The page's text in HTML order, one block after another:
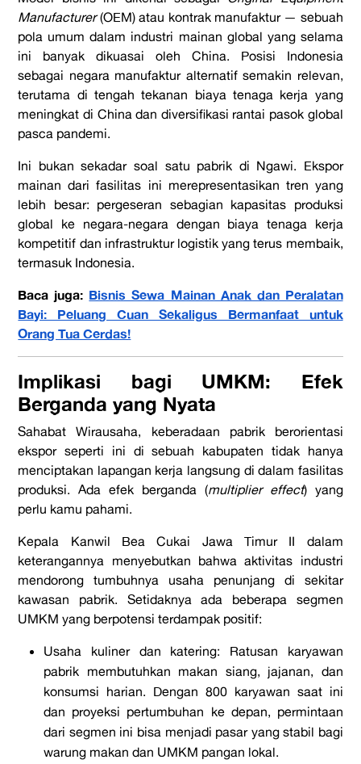
Manufacturer(OEM) atau kontrak manufaktur — sebuah
pola umum dalam industri mainan global yang selama
ini banyak dikuasai oleh China. Posisi Indonesia
sebagai negara manufaktur alternatif semakin relevan,
terutama di tengah tekanan biaya tenaga kerja yang
meningkat di China dan diversifikasi rantai pasok global
pasca pandemi.
Ini bukan sekadar soal satu pabrik di Ngawi. Ekspor
mainan dari fasilitas ini merepresentasikan tren yang
lebih besar: pergeseran sebagian kapasitas produksi
global ke negara-negara dengan biaya tenaga kerja
kompetitif dan infrastruktur logistik yang terus membaik,
termasuk Indonesia.
Baca juga: Bisnis Sewa Mainan Anak dan Peralatan
Bayi: Peluang Cuan Sekaligus Bermanfaat untuk
Orang Tua Cerdas!
Implikasi bagi UMKM: Efek
Berganda yang Nyata
Sahabat Wirausaha, keberadaan pabrik berorientasi
ekspor seperti ini di sebuah kabupaten tidak hanya
menciptakan lapangan kerja langsung di dalam fasilitas
produksi. Ada efek berganda (multiplier effect) yang
perlu kamu pahami.
Kepala Kanwil Bea Cukai Jawa Timur II dalam
keterangannya menyebutkan bahwa aktivitas industri
mendorong tumbuhnya usaha penunjang di sekitar
kawasan pabrik. Setidaknya ada beberapa segmen
UMKM yang berpotensi terdampak positif:
Usaha kuliner dan katering: Ratusan karyawan
pabrik membutuhkan makan siang, jajanan, dan
konsumsi harian. Dengan 800 karyawan saat ini
dan proyeksi pertumbuhan ke depan, permintaan
dari segmen ini bisa menjadi pasar yang stabil bagi
warung makan dan UMKM pangan lokal.